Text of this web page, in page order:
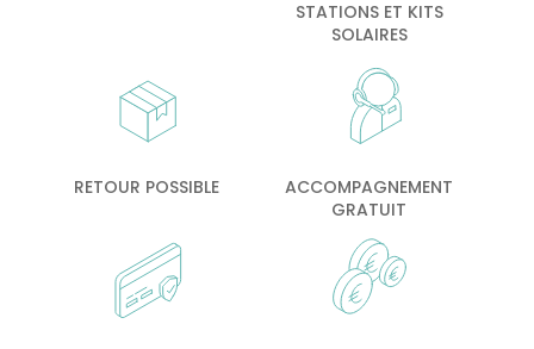
STATIONS ET KITS
SOLAIRES
RETOUR POSSIBLE
ACCOMPAGNEMENT
GRATUIT